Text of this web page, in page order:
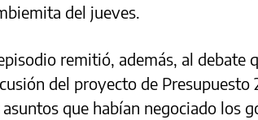
del jueves.
remitió, además, al debate
del proyecto de
asuntos que habían negociado los